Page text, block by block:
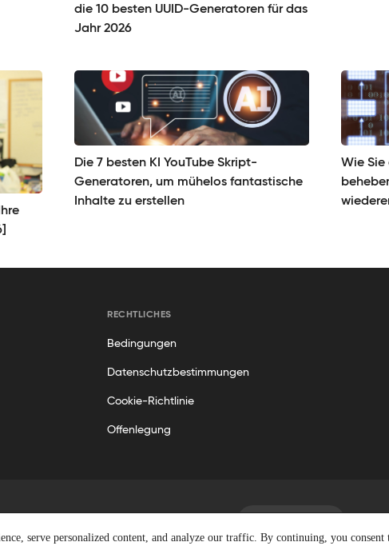
die 10 besten UUID-Generatoren für das
Jahr 2026
Die 7 besten KI YouTube Skript-
Generatoren, um mühelos fantastische
Inhalte zu erstellen
Wie Sie
RECHTLICHES
Bedingungen
Datenschutzbestimmungen
Cookie-Richtlinie
Offenlegung
Geekflare® ist eine eingetragene Marke.
serve personalized content, and analyze our traffic. By continuing, you consent